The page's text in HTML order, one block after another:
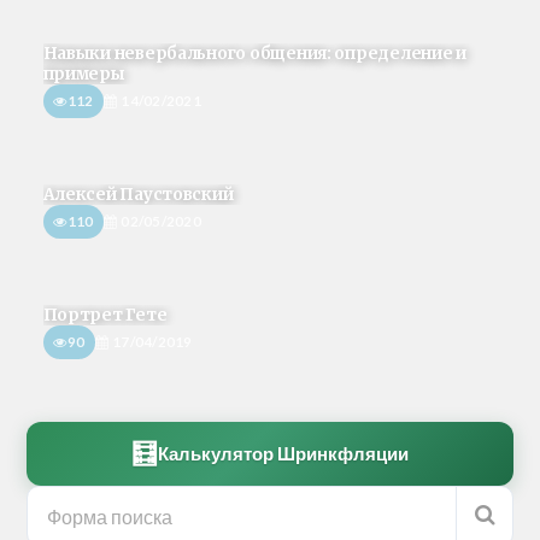
Навыки невербального общения: определение и
примеры
112
Алексей Паустовский
110
Портрет Гете
90
🧮 Калькулятор Шринкфляции